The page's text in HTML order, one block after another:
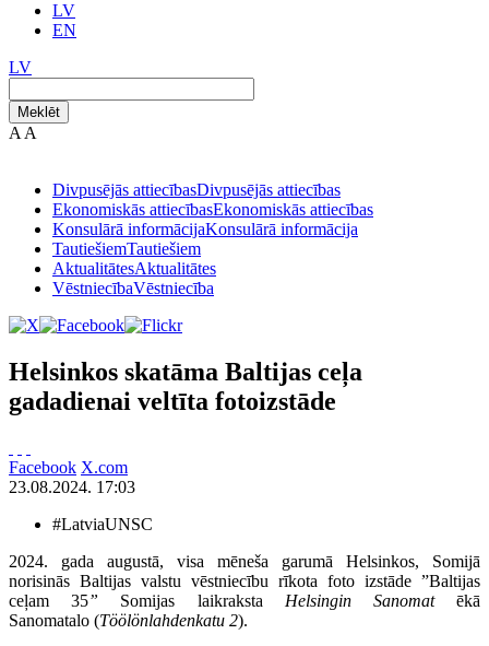
LV
EN
LV
Meklēt
A A
Divpusējās attiecībasDivpusējās attiecības
Ekonomiskās attiecībasEkonomiskās attiecības
Konsulārā informācijaKonsulārā informācija
TautiešiemTautiešiem
AktualitātesAktualitātes
VēstniecībaVēstniecība
Helsinkos skatāma Baltijas ceļa
gadadienai veltīta fotoizstāde
Facebook X.com
23.08.2024. 17:03
#LatviaUNSC
2024. gada augustā, visa mēneša garumā Helsinkos, Somijā
norisinās Baltijas valstu vēstniecību rīkota foto izstāde ”Baltijas
ceļam 35” Somijas laikraksta Helsingin Sanomatēkā
Sanomatalo (Töölönlahdenkatu 2).